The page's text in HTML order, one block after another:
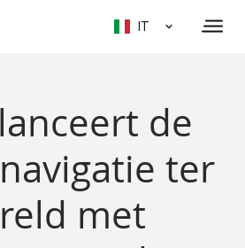
IT
de
ter
met